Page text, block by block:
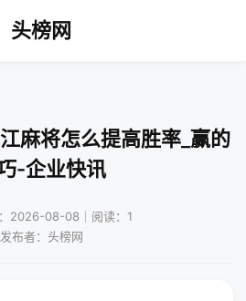
头榜网
麻将怎么提高胜率_赢的
-企业快讯
2026-08-08｜阅读：1
发布者：头榜网